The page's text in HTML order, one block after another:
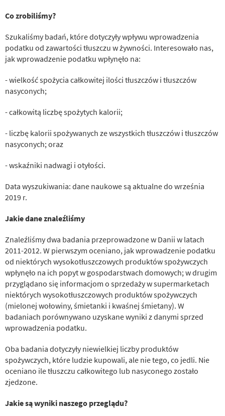
Co zrobiliśmy?
Szukaliśmy badań, które dotyczyły wpływu wprowadzenia
podatku od zawartości tłuszczu w żywności. Interesowało nas,
jak wprowadzenie podatku wpłynęło na:
- wielkość spożycia całkowitej ilości tłuszczów i tłuszczów
nasyconych;
- całkowitą liczbę spożytych kalorii;
- liczbę kalorii spożywanych ze wszystkich tłuszczów i tłuszczów
nasyconych; oraz
- wskaźniki nadwagi i otyłości.
Data wyszukiwania: dane naukowe są aktualne do września
2019 r.
Jakie dane znaleźliśmy
Znaleźliśmy dwa badania przeprowadzone w Danii w latach
2011-2012. W pierwszym oceniano, jak wprowadzenie podatku
od niektórych wysokotłuszczowych produktów spożywczych
wpłynęło na ich popyt w gospodarstwach domowych; w drugim
przyglądano się informacjom o sprzedaży w supermarketach
niektórych wysokotłuszczowych produktów spożywczych
(mielonej wołowiny, śmietanki i kwaśnej śmietany). W
badaniach porównywano uzyskane wyniki z danymi sprzed
wprowadzenia podatku.
Oba badania dotyczyły niewielkiej liczby produktów
spożywczych, które ludzie kupowali, ale nie tego, co jedli. Nie
oceniano ile tłuszczu całkowitego lub nasyconego zostało
zjedzone.
Jakie są wyniki naszego przeglądu?